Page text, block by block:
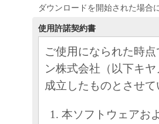
ダウンロードを開始された場合
使用許諾契約書
ご使用になられた時
ン株式会社（以下キ
成立したものとさせて
本ソフトウェアお